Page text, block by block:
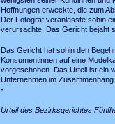
Hoffnungen erweckte, die zum
Der Fotograf veranlasste sohin
verursachte. Das Gericht bejaht
Das Gericht hat sohin den
Konsumentinnen auf eine
vorgeschoben. Das Urteil ist ein
Unternehmen im
-
Urteil des Bezirksgerichtes